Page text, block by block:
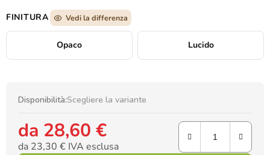
FINITURA Vedi la differenza
Opaco Lucido
Disponibilità:Scegliere la variante
da 28,60 €
da 23,30 € IVA esclusa